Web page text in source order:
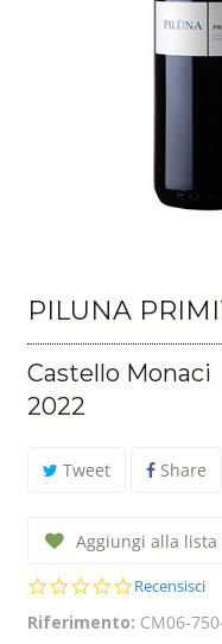
PILUNA
Castello Monaci
2022
Tweet Share
Aggiungi alla
0.0
rating
Recensisci
Riferimento: CM06-